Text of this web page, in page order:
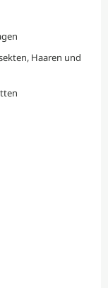
Haaren und